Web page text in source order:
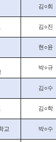
김 ○희
김 ○진
현 ○윤
박○규
김 ○수
김○학
교 박○수